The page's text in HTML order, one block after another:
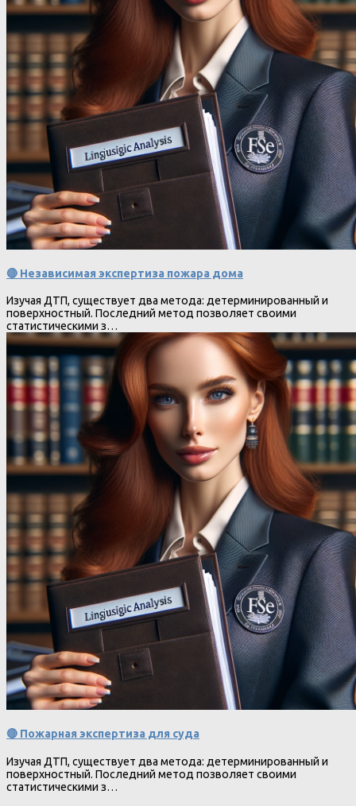
🔴 Независимая экспертиза пожара дома
Изучая ДТП, существует два метода: детерминированный и
поверхностный. Последний метод позволяет своими
статистическими з…
🔴 Пожарная экспертиза для суда
Изучая ДТП, существует два метода: детерминированный и
поверхностный. Последний метод позволяет своими
статистическими з…